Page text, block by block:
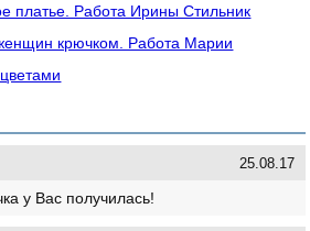
платье. Работа Ирины Стильник
крючком. Работа Марии
25.08.17
у Вас получилась!